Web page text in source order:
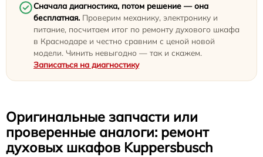
Сначала диагностика, потом решение — она
бесплатная. Проверим механику, электронику и
питание, посчитаем итог по ремонту духового шкафа
в Краснодаре и честно сравним с ценой новой
модели. Чинить невыгодно — так и скажем.
Записаться на диагностику
Оригинальные запчасти или
проверенные аналоги: ремонт
духовых шкафов Kuppersbusch